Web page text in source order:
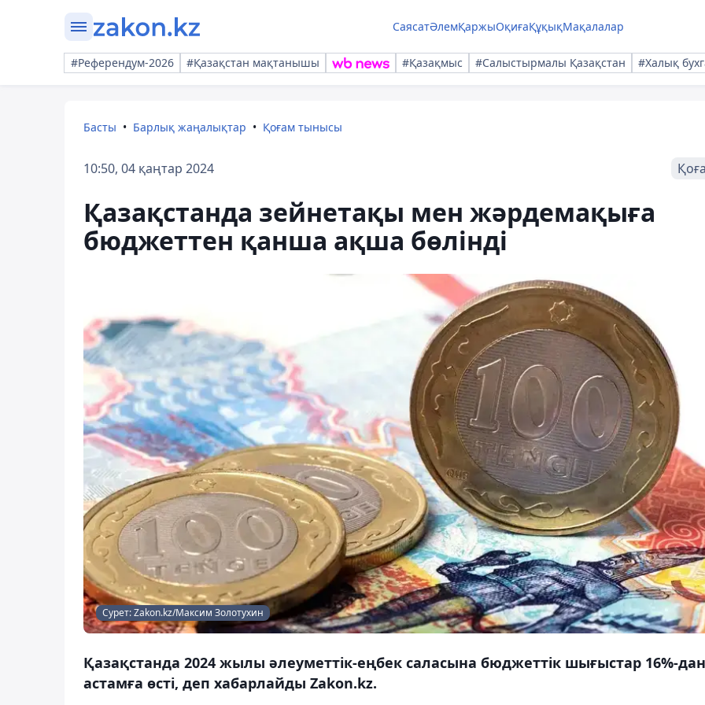
СаясатӘлемҚаржыОқиғаҚұқықМақалалар
#Референдум-2026 #Қазақстан мақтанышы #Қазақмыс #Салыстырмалы Қазақстан #Халық
Басты Барлық жаңалықтар Қоғам тынысы
10:50, 04 қаңтар 2024
Қазақстанда зейнетақы мен жәрдемақыға
бюджеттен қанша ақша бөлінді
Сурет: Zakon.kz/Максим Золотухин
Қазақстанда 2024 жылы әлеуметтік-еңбек саласына бюджеттік шығыстар 16%-дан
астамға өсті, деп хабарлайды Zakon.kz.